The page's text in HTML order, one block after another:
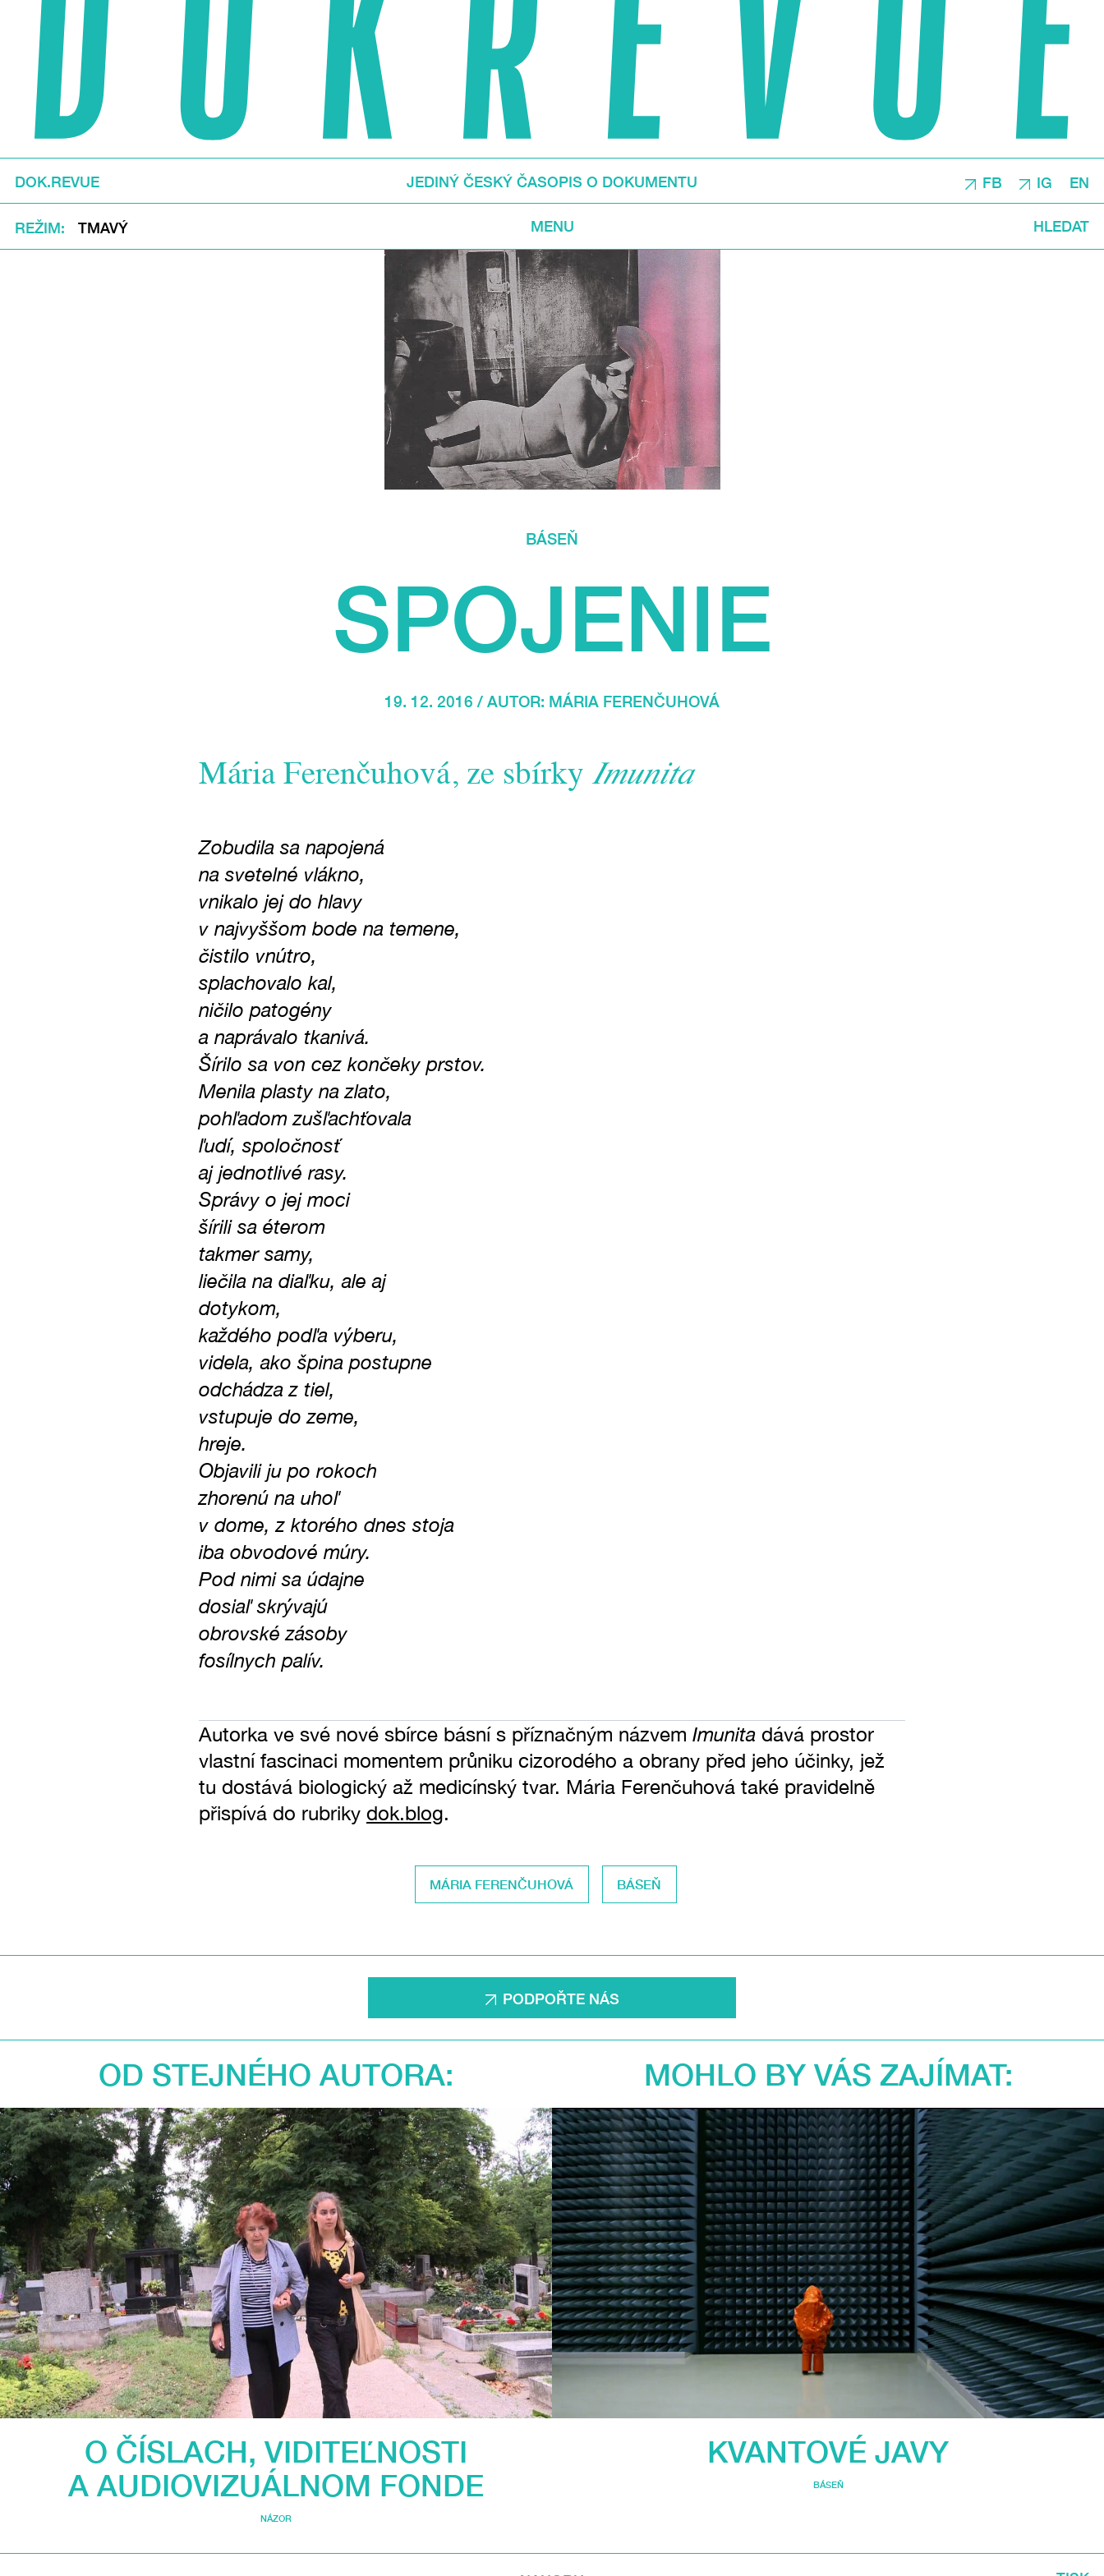
DOK.REVUE JEDINÝ ČESKÝ ČASOPIS O DOKUMENTU FB IG EN
REŽIM TMAVÝ MENU HLEDAT
BÁSEŇ
SPOJENIE
19. 12. 2016 / AUTOR: MÁRIA FERENČUHOVÁ
Mária Ferenčuhová, ze sbírkyImunita
Zobudila sa napojená
na svetelné vlákno,
vnikalo jej do hlavy
v najvyššom bode na temene,
čistilo vnútro,
splachovalo kal,
ničilo patogény
a naprávalo tkanivá.
Šírilo sa von cez končeky prstov.
Menila plasty na zlato,
pohľadom zušľachťovala
ľudí, spoločnosť
aj jednotlivé rasy.
Správy o jej moci
šírili sa éterom
takmer samy,
liečila na diaľku, ale aj
dotykom,
každého podľa výberu,
videla, ako špina postupne
odchádza z tiel,
vstupuje do zeme,
hreje.
Objavili ju po rokoch
zhorenú na uhoľ
v dome, z ktorého dnes stoja
iba obvodové múry.
Pod nimi sa údajne
dosiaľ skrývajú
obrovské zásoby
fosílnych palív.
Autorka ve své nové sbírce básní s příznačným názvem Imunitadává prostor
vlastní fascinaci momentem průniku cizorodého a obrany před jeho účinky, jež
tu dostává biologický až medicínský tvar. Mária Ferenčuhová také pravidelně
přispívá do rubriky dok.blog.
MÁRIA FERENČUHOVÁ BÁSEŇ
PODPOŘTE NÁS
OD STEJNÉHO AUTORA:
O ČÍSLACH, VIDITEĽNOSTI
A AUDIOVIZUÁLNOM FONDE
NÁZOR
MOHLO BY VÁS ZAJÍMAT:
KVANTOVÉ JAVY
BÁSEŇ